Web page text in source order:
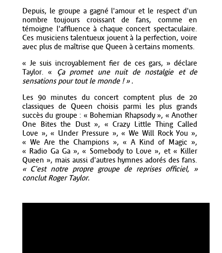
Depuis, le groupe a gagné l'amour et le respect d'un
nombre toujours croissant de fans, comme en
témoigne l'affluence à chaque concert spectaculaire.
Ces musiciens talentueux jouent à la perfection, voire
avec plus de maîtrise que Queen à certains moments.
« Je suis incroyablement fier de ces gars, » déclare
Taylor. « Ça promet une nuit de nostalgie et de
sensations pour tout le monde ! » .
Les 90 minutes du concert comptent plus de 20
classiques de Queen choisis parmi les plus grands
succès du groupe : « Bohemian Rhapsody », « Another
One Bites the Dust », « Crazy Little Thing Called
Love », « Under Pressure », « We Will Rock You »,
« We Are the Champions », « A Kind of Magic »,
« Radio Ga Ga », « Somebody to Love », et « Killer
Queen », mais aussi d'autres hymnes adorés des fans.
« C'est notre propre groupe de reprises officiel, »
conclut Roger Taylor.